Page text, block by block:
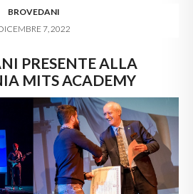
BROVEDANI
7, 2022
PRESENTE ALLA
MITS ACADEMY